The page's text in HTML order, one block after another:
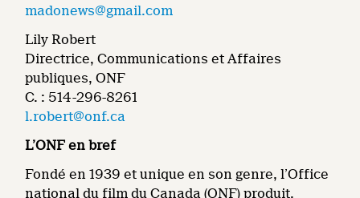
madonews@gmail.com
Lily Robert
Directrice, Communications et Affaires
publiques, ONF
C. : 514-296-8261
l.robert@onf.ca
L’ONF en bref
Fondé en 1939 et unique en son genre, l’Office
national du film du Canada (ONF) produit,